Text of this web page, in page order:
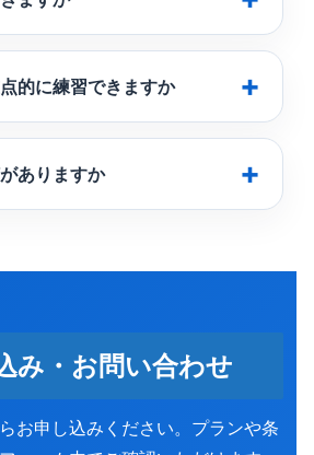
的に練習できますか
ありますか
み・お問い合わせ
お申し込みください。プランや条